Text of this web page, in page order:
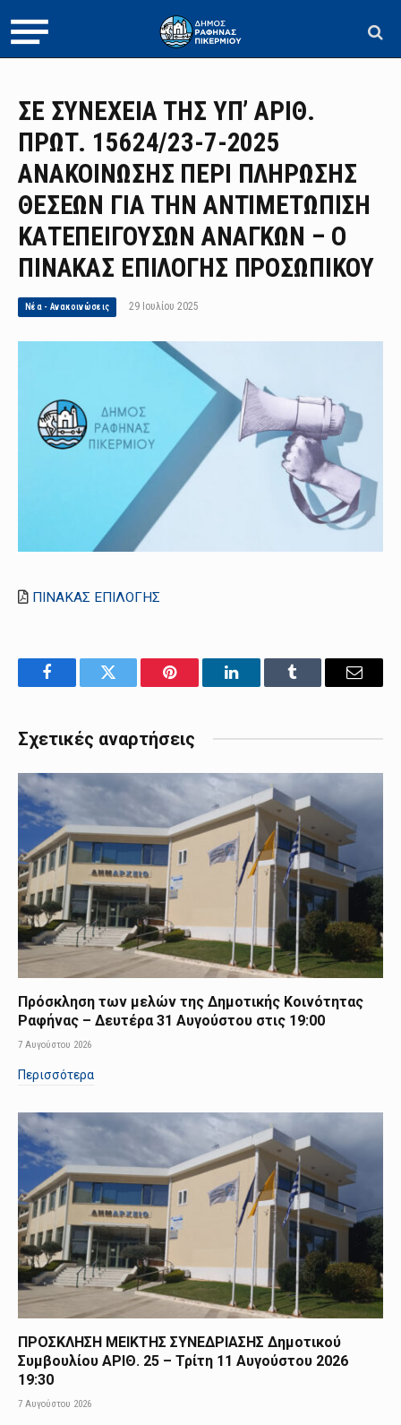
ΣΕ ΣΥΝΕΧΕΙΑ ΤΗΣ ΥΠ’ ΑΡΙΘ.
ΠΡΩΤ. 15624/23-7-2025
ΑΝΑΚΟΙΝΩΣΗΣ ΠΕΡΙ ΠΛΗΡΩΣΗΣ
ΘΕΣΕΩΝ ΓΙΑ ΤΗΝ ΑΝΤΙΜΕΤΩΠΙΣΗ
ΚΑΤΕΠΕΙΓΟΥΣΩΝ ΑΝΑΓΚΩΝ – Ο
ΠΙΝΑΚΑΣ ΕΠΙΛΟΓΗΣ ΠΡΟΣΩΠΙΚΟΥ
Νέα - Ανακοινώσεις 29 Ιουλίου 2025
ΠΙΝΑΚΑΣ ΕΠΙΛΟΓΗΣ
FacebookTwitter Pinterest LinkedInTumblr Email
Σχετικές αναρτήσεις
Πρόσκληση των μελών της Δημοτικής Κοινότητας
Ραφήνας – Δευτέρα 31 Αυγούστου στις 19:00
7 Αυγούστου 2026
Περισσότερα
ΠΡΟΣΚΛΗΣΗ ΜΕΙΚΤΗΣ ΣΥΝΕΔΡΙΑΣΗΣ Δημοτικού
Συμβουλίου ΑΡΙΘ. 25 – Τρίτη 11 Αυγούστου 2026
19:30
7 Αυγούστου 2026